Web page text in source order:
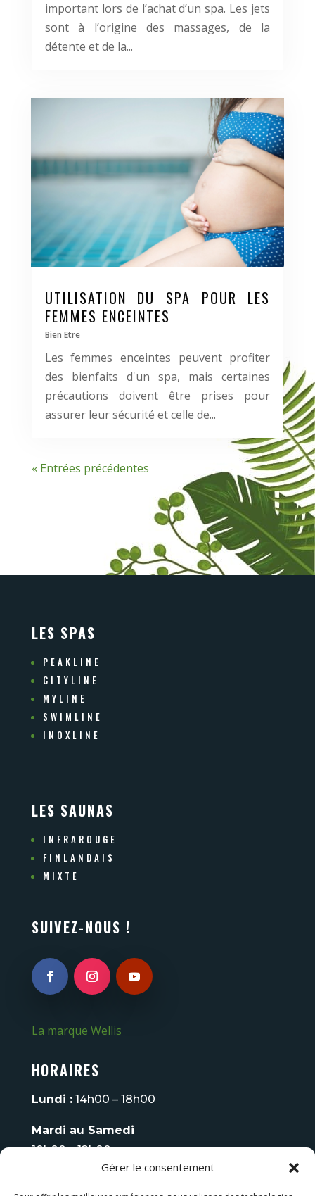
Gérer le consentement
important lors de l’achat d’un spa. Les jets
sont à l’origine des massages, de la
détente et de la...
UTILISATION DU SPA POUR LES
FEMMES ENCEINTES
Bien Etre
Les femmes enceintes peuvent profiter
des bienfaits d'un spa, mais certaines
précautions doivent être prises pour
assurer leur sécurité et celle de...
« Entrées précédentes
LES SPAS
PEAKLINE
CITYLINE
MYLINE
SWIMLINE
INOXLINE
LES SAUNAS
INFRAROUGE
FINLANDAIS
MIXTE
SUIVEZ-NOUS !
La marque Wellis
HORAIRES
Lundi :14h00 – 18h00
Mardi au Samedi
10h00 – 12h00
14h00 – 18h00